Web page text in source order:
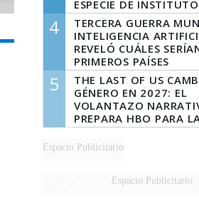
ESPECIE DE
INCONDICIONAL DE
DE MILEI"
4
TERCERA GUERRA
INTELIGENCIA
REVELÓ CUÁLES
PRIMEROS PAÍSES
LATINOAMERICANOS
DERROTADOS
5
THE LAST OF US
GÉNERO EN 2027: EL
VOLANTAZO
PREPARA HBO PARA
TEMPORADA
Espacio Publicitario
Espacio Publicitario